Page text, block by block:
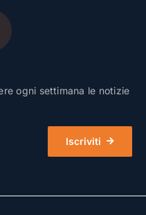
ogni settimana le notizie
Iscriviti